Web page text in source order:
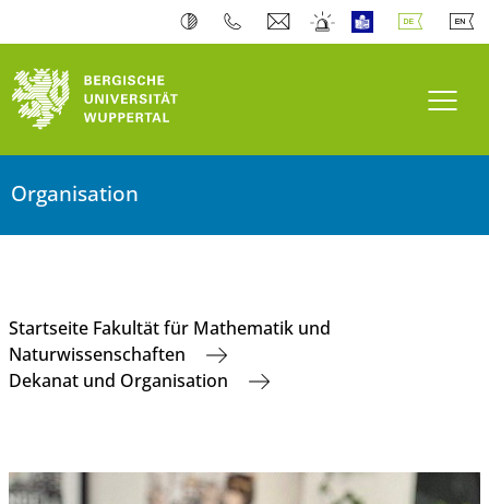
Organisation
Startseite Fakultät für Mathematik und
Naturwissenschaften
Dekanat und Organisation